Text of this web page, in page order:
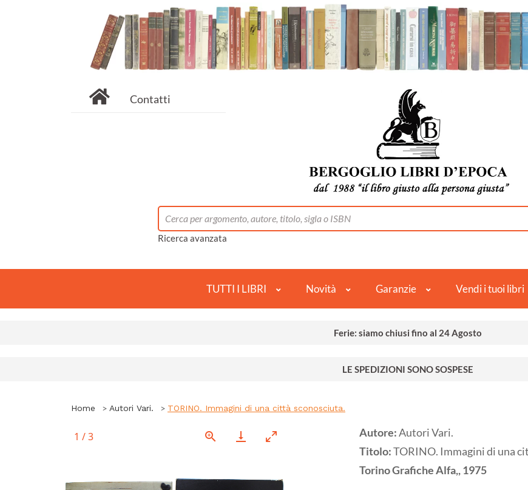
Contatti
Ricerca avanzata
TUTTI I LIBRI Novità Garanzie Vendi i tuoi libri
Ferie: siamo chiusi fino al 24 Agosto
LE SPEDIZIONI SONO SOSPESE
Home Autori Vari. TORINO. Immagini di una città sconosciuta.
1 /3 Autore:Autori Vari.
Titolo:TORINO. Immagini di una
TorinoGrafiche Alfa,,1975